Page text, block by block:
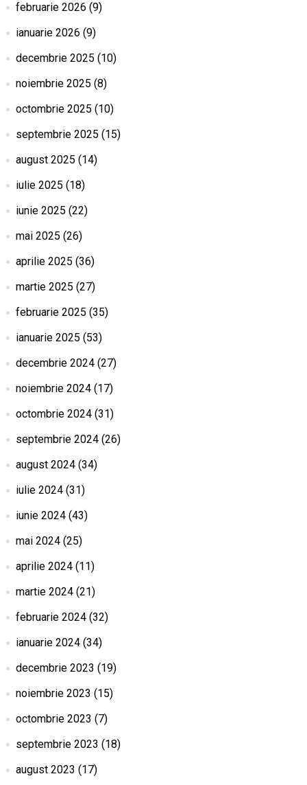
februarie 2026 (9)
ianuarie 2026 (9)
decembrie 2025 (10)
noiembrie 2025 (8)
octombrie 2025 (10)
septembrie 2025 (15)
august 2025 (14)
iulie 2025 (18)
iunie 2025 (22)
mai 2025 (26)
aprilie 2025 (36)
martie 2025 (27)
februarie 2025 (35)
ianuarie 2025 (53)
decembrie 2024(27)
noiembrie 2024(17)
octombrie 2024(31)
septembrie 2024(26)
august 2024(34)
iulie 2024(31)
iunie 2024(43)
mai 2024(25)
aprilie 2024(11)
martie 2024(21)
februarie 2024(32)
ianuarie 2024(34)
decembrie 2023 (19)
noiembrie 2023 (15)
octombrie 2023 (7)
septembrie 2023 (18)
august 2023 (17)